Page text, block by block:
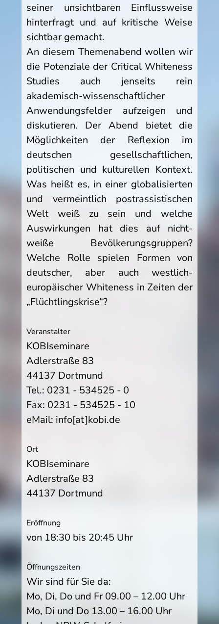
seiner unsichtbaren Einflussweise
hinterfragt und auf kritische Weise
sichtbar gemacht.
An diesem Themenabend wollen wir
die Potenziale der Critical Whiteness
Studies auch jenseits rein
akademisch-wissenschaftlicher
Anwendungsfelder aufzeigen und
diskutieren. Der Abend bietet die
Möglichkeiten der Reflexion im
deutschen gesellschaftlichen,
politischen und kulturellen Kontext.
Was heißt es, in einer globalisierten
und vermeintlich postrassistischen
Welt weiß zu sein und welche
Auswirkungen hat dies auf nicht-
weiße Bevölkerungsgruppen?
Welche Rolle spielen Formen von
deutscher, aber auch westlich-
europäischer Whiteness in Zeiten der
„Flüchtlingskrise“?
Veranstalter
KOBIseminare
Adlerstraße 83
44137 Dortmund
Tel.: 0231 - 534525 - 0
Fax: 0231 - 534525 - 10
eMail: info[at]kobi.de
Ort
KOBIseminare
Adlerstraße 83
44137 Dortmund
Eröffnung
von 18:30 bis 20:45 Uhr
Öffnungszeiten
Wir sind für Sie da:
Mo, Di, Do und Fr 09.00 – 12.00 Uhr
Mo, Di und Do 13.00 – 16.00 Uhr